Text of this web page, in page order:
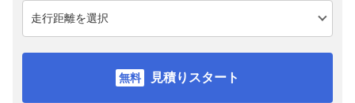
見積りスタート